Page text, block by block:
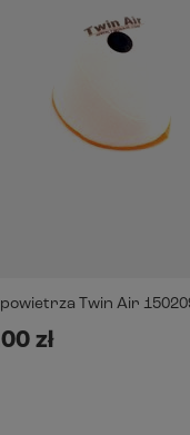
Twin Air
zł